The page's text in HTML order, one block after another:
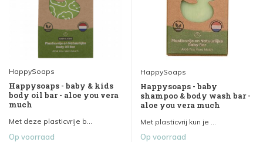
HappySoaps
Happysoaps - baby & kids
body oil bar - aloe you vera
much
Met deze plasticvrije b...
Op voorraad
HappySoaps
Happysoaps - baby
shampoo & body wash bar -
aloe you vera much
Met plasticvrij kun je ...
Op voorraad